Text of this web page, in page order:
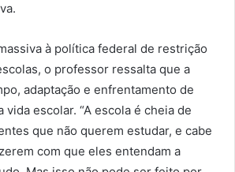
à política federal de restrição
o professor ressalta que a
adaptação e enfrentamento de
escolar. “A escola é cheia de
que não querem estudar, e cabe
com que eles entendam a